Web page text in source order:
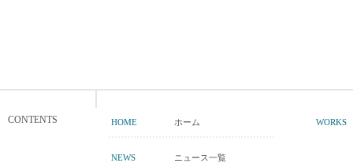
CONTENTS HOME ホーム
NEWS
ニュース一覧
WORKS